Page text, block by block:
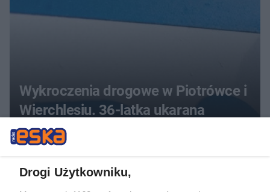
Wykroczenia drogowe w Piotrówce i
Wierchlesiu. 36-latka ukarana
wysoką grzywną i 45 punktami
karnymi
Drogi Użytkowniku,